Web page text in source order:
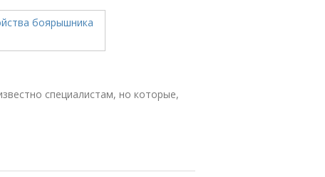
специалистам, но которые,